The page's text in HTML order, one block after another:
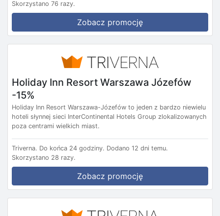
Skorzystano 76 razy.
Zobacz promocję
Holiday Inn Resort Warszawa Józefów
-15%
Holiday Inn Resort Warszawa-Józefów to jeden z bardzo niewielu
hoteli słynnej sieci InterContinental Hotels Group zlokalizowanych
poza centrami wielkich miast.
Triverna. Do końca 24 godziny. Dodano 12 dni temu.
Skorzystano 28 razy.
Zobacz promocję